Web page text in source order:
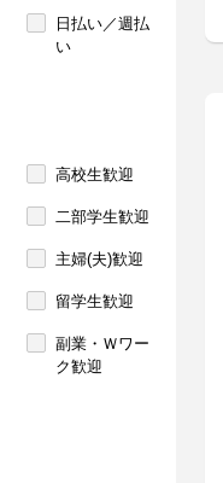
日払い／週払
い
高校生歓迎
二部学生歓迎
主婦(夫)歓迎
留学生歓迎
副業・Ｗワー
ク歓迎